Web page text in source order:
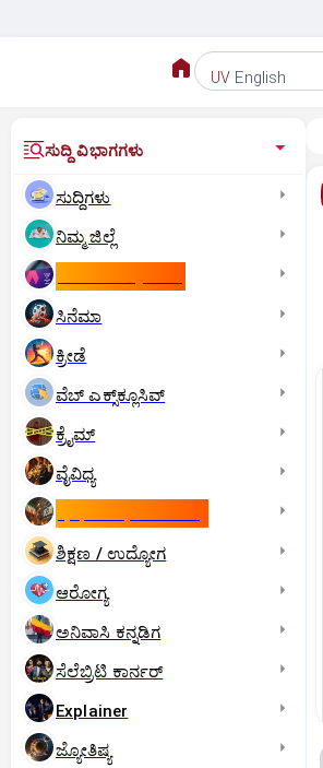
UV English
ಸುದ್ದಿ ವಿಭಾಗಗಳು
ಸುದ್ದಿಗಳು
ನಿಮ್ಮ ಜಿಲ್ಲೆ
ಸಿನೆಮಾ
ಕ್ರೀಡೆ
ವೆಬ್ ಎಕ್ಸ್‌ಕ್ಲೂಸಿವ್
ಕ್ರೈಮ್
ವೈವಿಧ್ಯ
ಶಿಕ್ಷಣ / ಉದ್ಯೋಗ
ಆರೋಗ್ಯ
ಅನಿವಾಸಿ ಕನ್ನಡಿಗ
ಸೆಲೆಬ್ರಿಟಿ ಕಾರ್ನರ್‌
Explainer
ಜ್ಯೋತಿಷ್ಯ